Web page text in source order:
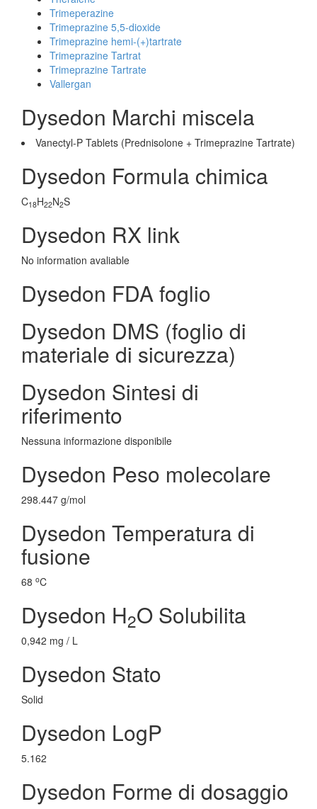
Trimeperazine
Trimeprazine 5,5-dioxide
Trimeprazine hemi-(+)tartrate
Trimeprazine Tartrat
Trimeprazine Tartrate
Vallergan
Dysedon Marchi miscela
Vanectyl-P Tablets (Prednisolone + Trimeprazine Tartrate)
Dysedon Formula chimica
C18H22N2S
Dysedon RX link
No information avaliable
Dysedon FDA foglio
Dysedon DMS (foglio di
materiale di sicurezza)
Dysedon Sintesi di
riferimento
Nessuna informazione disponibile
Dysedon Peso molecolare
298.447 g/mol
Dysedon Temperatura di
fusione
68 oC
Dysedon H2O Solubilita
0,942 mg / L
Dysedon Stato
Solid
Dysedon LogP
5.162
Dysedon Forme di dosaggio